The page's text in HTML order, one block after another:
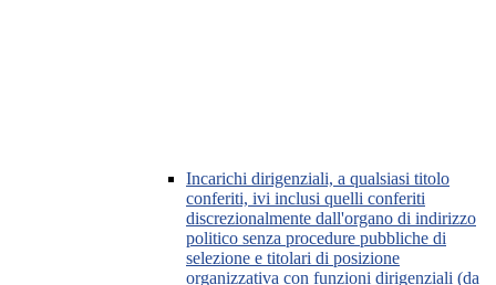
Incarichi dirigenziali, a qualsiasi titolo
conferiti, ivi inclusi quelli conferiti
discrezionalmente dall'organo di indirizzo
politico senza procedure pubbliche di
selezione e titolari di posizione
organizzativa con funzioni dirigenziali (da